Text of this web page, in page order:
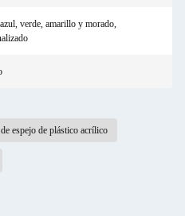
verde, amarillo y morado,
espejo de plástico acrílico